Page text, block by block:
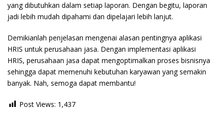
yang dibutuhkan dalam setiap laporan. Dengan begitu, laporan
jadi lebih mudah dipahami dan dipelajari lebih lanjut.
Demikianlah penjelasan mengenai alasan pentingnya aplikasi
HRIS untuk perusahaan jasa. Dengan implementasi aplikasi
HRIS, perusahaan jasa dapat mengoptimalkan proses bisnisnya
sehingga dapat memenuhi kebutuhan karyawan yang semakin
banyak. Nah, semoga dapat membantu!
Post Views: 1,437